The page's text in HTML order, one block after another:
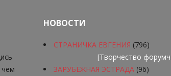
НОВОСТИ
СТРАНИЧКА ЕВГЕНИЯ (796)
[Творчество
ЗАРУБЕЖНАЯ ЭСТРАДА (96)